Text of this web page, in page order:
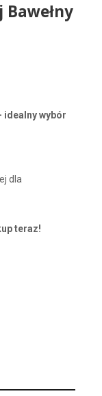
idealny wybór
dla
teraz!